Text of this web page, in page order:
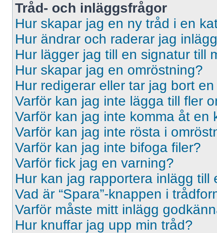
Tråd- och inläggsfrågor
Hur skapar jag en ny tråd i en
Hur ändrar och raderar jag
Hur lägger jag till en signatur till
Hur skapar jag en omröstning?
Hur redigerar eller tar jag bort
Varför kan jag inte lägga till fler
Varför kan jag inte komma åt en
Varför kan jag inte rösta i
Varför kan jag inte bifoga filer?
Varför fick jag en varning?
Hur kan jag rapportera inlägg till
Vad är “Spara”-knappen i
Varför måste mitt inlägg
Hur knuffar jag upp min tråd?